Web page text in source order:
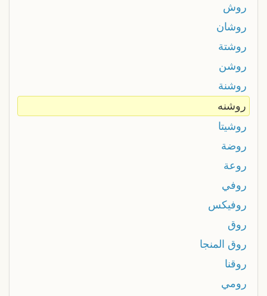
روش
روشان
روشتة
روشن
روشنة
روشنه
روشيتا
روضة
روعة
روفي
روفيكس
روق
روق المنجا
روقنا
رومي